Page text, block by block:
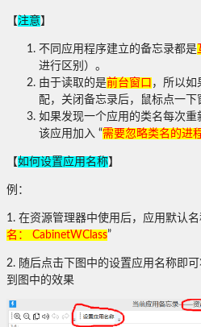
【注意】
不同应用程序建立的备忘录都是
进行区别）。
由于读取的是前台窗口 ，所以如
配，关闭备忘录后，鼠标点一下
如果发现一个应用的类名每次
该应用加入 “需要忽略类名的进
【如何设置应用名称】
例：
1. 在资源管理器中使用后，应用默认名
名： CabinetWClass”
2. 随后点击下图中的设置应用名称即可
到图中的效果